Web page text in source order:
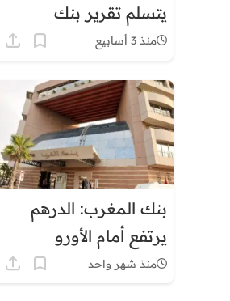
يتسلم تقرير بنك
المغرب.. الجواهري
الاقتصاد والبطالة
منذ 3 أسابيع
بنك المغرب: الدرهم
يرتفع أمام الأورو
والاحتياطات الرسمية
منذ شهر واحد